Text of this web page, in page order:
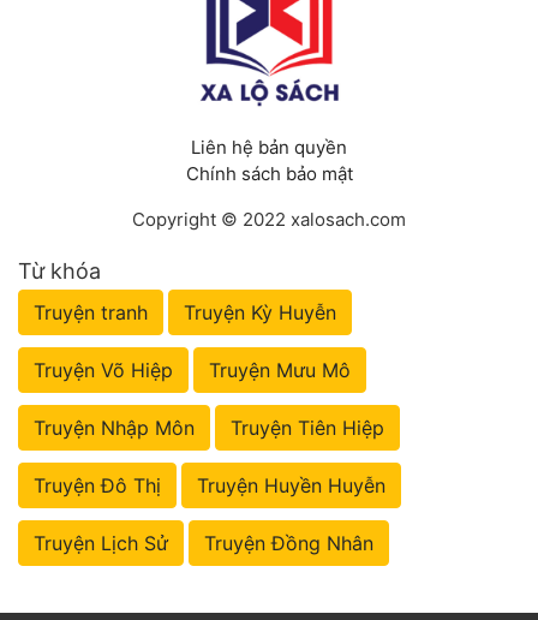
Liên hệ bản quyền
Chính sách bảo mật
Copyright © 2022 xalosach.com
Từ khóa
Truyện tranh Truyện Kỳ Huyễn
Truyện Võ Hiệp Truyện Mưu Mô
Truyện Nhập Môn Truyện Tiên Hiệp
Truyện Đô Thị Truyện Huyền Huyễn
Truyện Lịch Sử Truyện Đồng Nhân